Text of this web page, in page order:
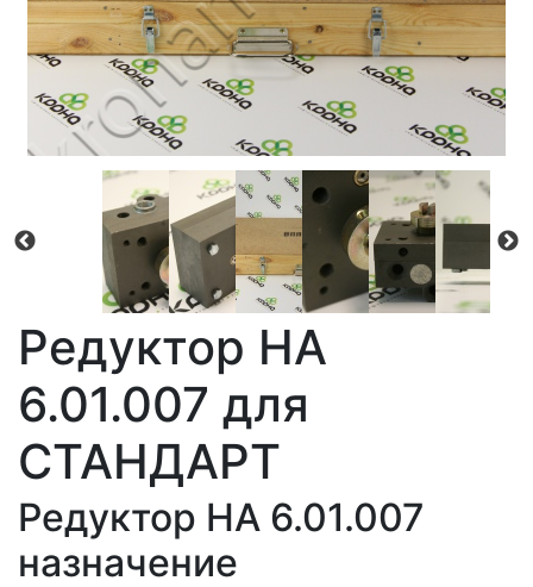
Редуктор НА
6.01.007 для
СТАНДАРТ
Редуктор НА 6.01.007
назначение